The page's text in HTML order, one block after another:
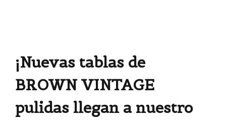
¡Nuevas tablas de
BROWN VINTAGE
pulidas llegan a nuestro